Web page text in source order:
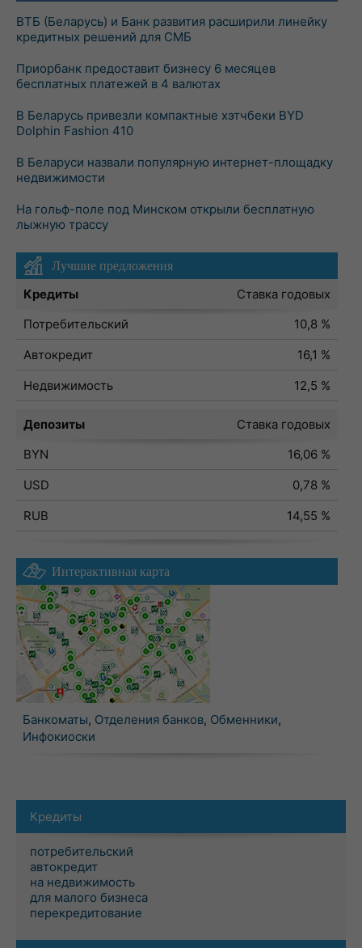
ВТБ (Беларусь) и Банк развития расширили линейку
кредитных решений для СМБ
Приорбанк предоставит бизнесу 6 месяцев
бесплатных платежей в 4 валютах
В Беларусь привезли компактные хэтчбеки BYD
Dolphin Fashion 410
В Беларуси назвали популярную интернет-площадку
недвижимости
На гольф-поле под Минском открыли бесплатную
лыжную трассу
Лучшие предложения
Кредиты
Ставка годовых
Потребительский
10,8 %
Автокредит
16,1 %
Недвижимость
12,5 %
Депозиты
Ставка годовых
BYN
16,06 %
USD
0,78 %
RUB
14,55 %
Интерактивная карта
Банкоматы, Отделения банков, Обменники,
Инфокиоски
Кредиты
потребительский
автокредит
на недвижимость
для малого бизнеса
перекредитование